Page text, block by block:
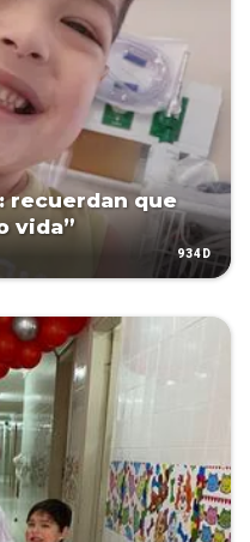
recuerdan que
vida”
934D